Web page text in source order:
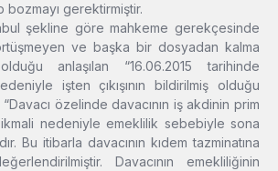
bozmayı gerektirmiştir.
şekline göre mahkeme gerekçesinde
ve başka bir dosyadan kalma
anlaşılan “16.06.2015 tarihinde
işten çıkışının bildirilmiş olduğu
“Davacı özelinde davacının iş akdinin prim
ikmali nedeniyle emeklilik sebebiyle sona
Bu itibarla davacının kıdem tazminatına
Davacının emekliliğinin